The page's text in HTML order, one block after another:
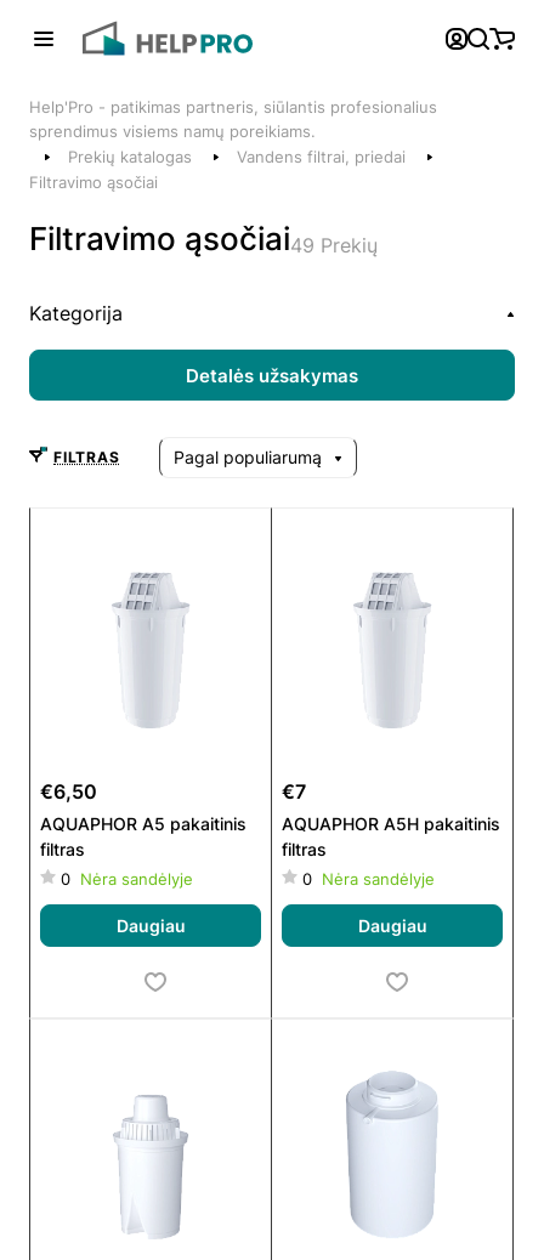
Telefonai
+370 600 74008
Susisiekite su mumis
Help'Pro - patikimas partneris, siūlantis profesionalius
sprendimus visiems namų poreikiams.
Prekių katalogas
Vandens filtrai, priedai
Filtravimo ąsočiai
Filtravimo ąsočiai49 Prekių
Kategorija
Detalės užsakymas
FILTRAS Pagal populiarumą
€6,50
AQUAPHOR A5 pakaitinis
filtras
0 Nėra sandėlyje
Daugiau
€7
AQUAPHOR A5H pakaitinis
filtras
0 Nėra sandėlyje
Daugiau